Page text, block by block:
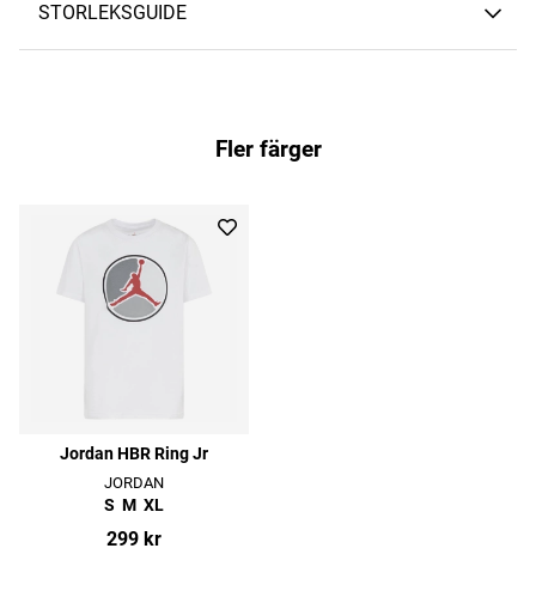
STORLEKSGUIDE
Fler färger
Jordan HBR Ring Jr
JORDAN
S M XL
299 kr